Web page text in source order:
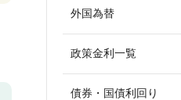
外国為替
政策金利一覧
債券・国債利回り